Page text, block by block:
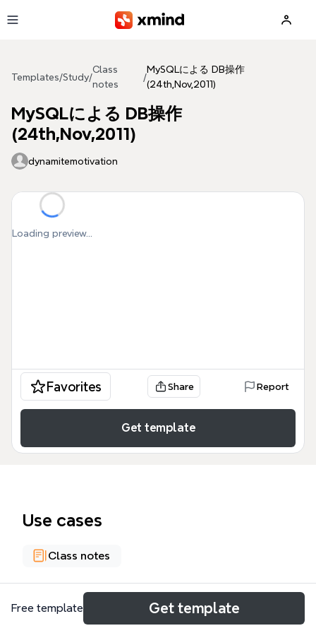
Templates/Study/
Class
notes
/
MySQLによる DB操作
(24th,Nov,2011)
MySQLによる DB操作
(24th,Nov,2011)
dynamitemotivation
Loading preview...
Favorites Share Report
Get template
Use cases
Class notes
About
Free template Get template